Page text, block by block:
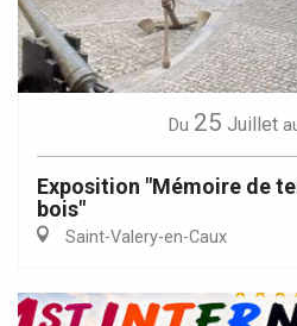
Du 25 Juillet
Exposition "Mémoire de
bois"
Saint-Valery-en-Caux